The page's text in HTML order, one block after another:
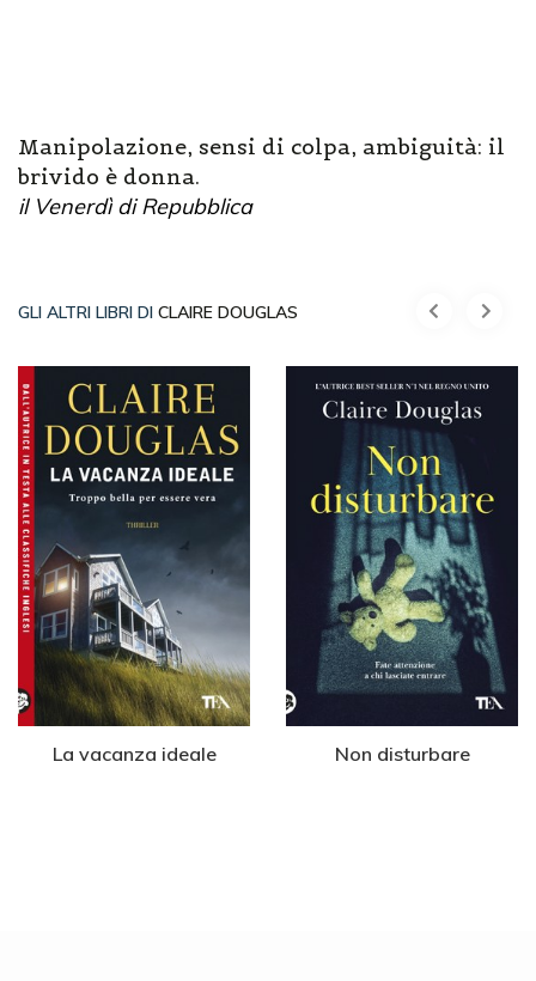
Manipolazione, sensi di colpa, ambiguità: il
brivido è donna.
il Venerdì di Repubblica
GLI ALTRI LIBRI DI CLAIRE DOUGLAS
La vacanza ideale Non disturbare